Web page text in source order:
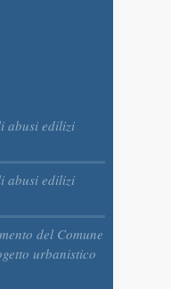
abusi edilizi
abusi edilizi
del Comune
urbanistico